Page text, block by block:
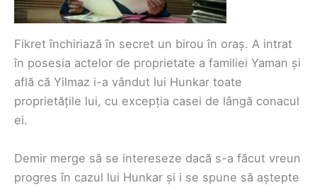
Fikret închiriază în secret un birou în oraș. A intrat
în posesia actelor de proprietate a familiei Yaman și
află că Yilmaz i-a vândut lui Hunkar toate
proprietățile lui, cu excepția casei de lângă conacul
ei.
Demir merge să se intereseze dacă s-a făcut vreun
progres în cazul lui Hunkar și i se spune să aștepte